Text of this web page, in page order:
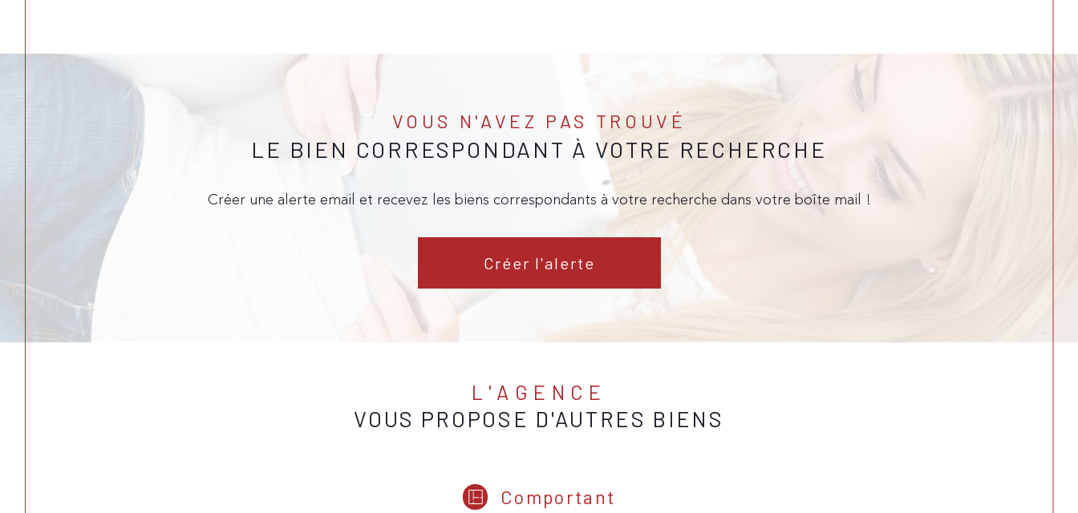
VOUS N'AVEZ PAS TROUVÉ
LE BIEN CORRESPONDANT À VOTRE RECHERCHE
Créer une alerte email et recevez les biens correspondants à votre recherche dans votre boîte mail !
Créer l'alerte
L'AGENCE
VOUS PROPOSE D'AUTRES BIENS
Comportant